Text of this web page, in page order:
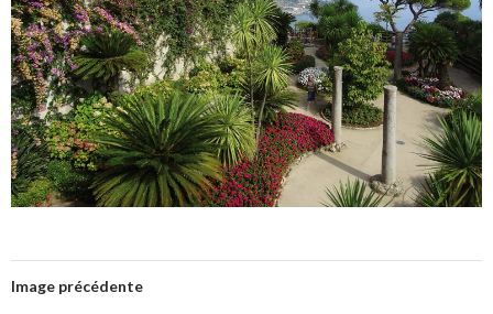
Image précédente